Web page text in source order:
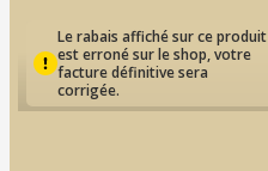
Le rabais affiché sur ce produit
est erroné sur le shop, votre
facture définitive sera
corrigée.